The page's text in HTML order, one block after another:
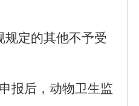
规定的其他不予受
报后，动物卫生监